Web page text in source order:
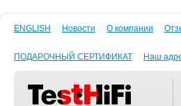
ENGLISH Новости О компании
ПОДАРОЧНЫЙ СЕРТИФИКАТ Наш